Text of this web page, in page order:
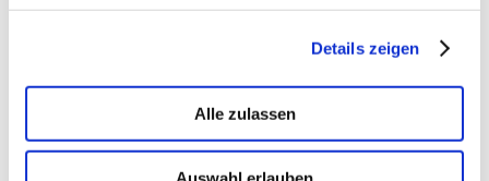
Details zeigen
Alle zulassen
→ FOUNDATION